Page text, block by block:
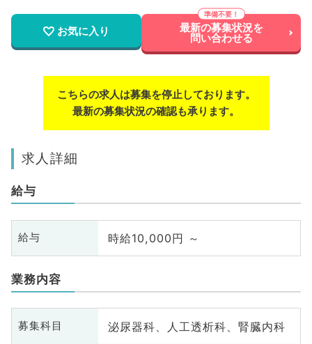
お気に入り 最新の募集状況を
問い合わせる
こちらの求人は募集を停止しております。
最新の募集状況の確認も承ります。
求人詳細
給与
給与 時給10,000円 ～
業務内容
募集科目 泌尿器科、人工透析科、腎臓内科